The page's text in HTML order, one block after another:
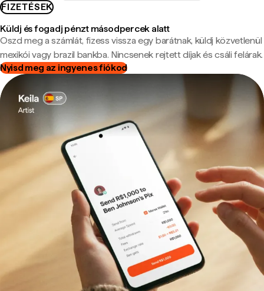
FIZETÉSEK
Küldj és fogadj pénzt másodpercek alatt
Oszd meg a számlát, fizess vissza egy barátnak, küldj közvetlenül
mexikói vagy brazil bankba. Nincsenek rejtett díjak és csáli felárak.
Nyisd meg az ingyenes fiókod